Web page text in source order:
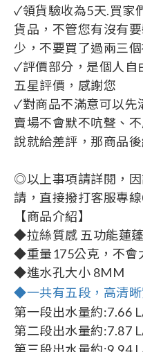
✓領貨驗收為5天.買家
貨品，不管您有沒有
少，不要買了過兩三
✓評價部分，是個人自
五星評價，感謝您
✓對商品不滿意可以先
賣場不會默不吭聲、
說就給差評，那商品
◎以上事項請詳閱，
請，直接撥打客服專
【商品介紹】
◆拉絲質感 五功能蓮
◆重量175公克，不會
◆進水孔大小 8MM
◆一共有五段，高清晰
第一段出水量約:7.66
第二段出水量約:7.87